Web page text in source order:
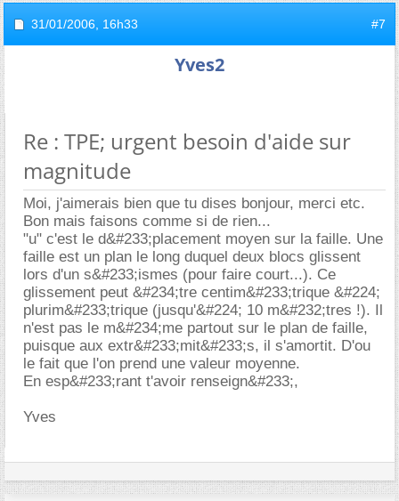
31/01/2006, 16h33 #7
Yves2
Re : TPE; urgent besoin d'aide sur
magnitude
Moi, j'aimerais bien que tu dises bonjour, merci etc.
Bon mais faisons comme si de rien...
"u" c'est le d&#233;placement moyen sur la faille. Une
faille est un plan le long duquel deux blocs glissent
lors d'un s&#233;ismes (pour faire court...). Ce
glissement peut &#234;tre centim&#233;trique &#224;
plurim&#233;trique (jusqu'&#224; 10 m&#232;tres !). Il
n'est pas le m&#234;me partout sur le plan de faille,
puisque aux extr&#233;mit&#233;s, il s'amortit. D'ou
le fait que l'on prend une valeur moyenne.
En esp&#233;rant t'avoir renseign&#233;,
Yves